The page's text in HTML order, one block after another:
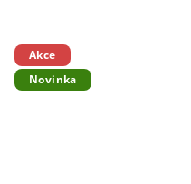
Akce
Novinka